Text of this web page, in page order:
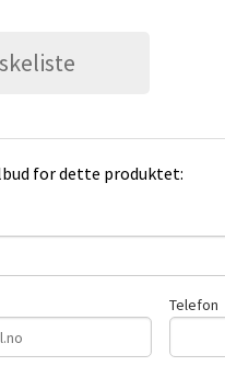
for dette produktet:
Telefon